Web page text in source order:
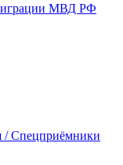
МВД РФ
/ Спецприёмники